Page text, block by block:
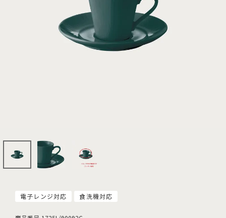
電子レンジ対応 食洗機対応